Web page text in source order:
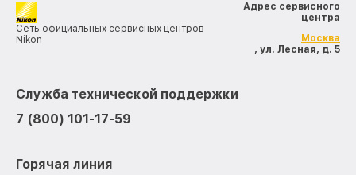
Сеть официальных сервисных центров
Nikon
Адрес сервисного
центра
Москва
, ул. Лесная, д. 5
Служба технической поддержки
7 (800) 101-17-59
Горячая линия